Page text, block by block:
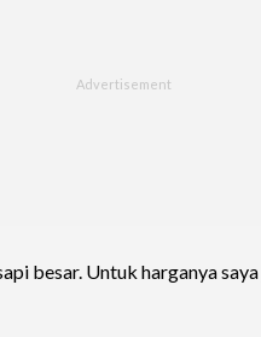
besar. Untuk harganya